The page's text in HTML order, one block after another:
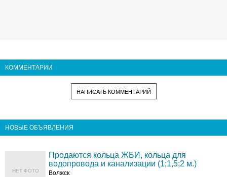
КОММЕНТАРИИ
НАПИСАТЬ КОММЕНТАРИЙ
НОВЫЕ ОБЪЯВЛЕНИЯ
НЕТ ФОТО
Продаются кольца ЖБИ, кольца для
водопровода и канализации (1;1,5;2 м.)
Волжск